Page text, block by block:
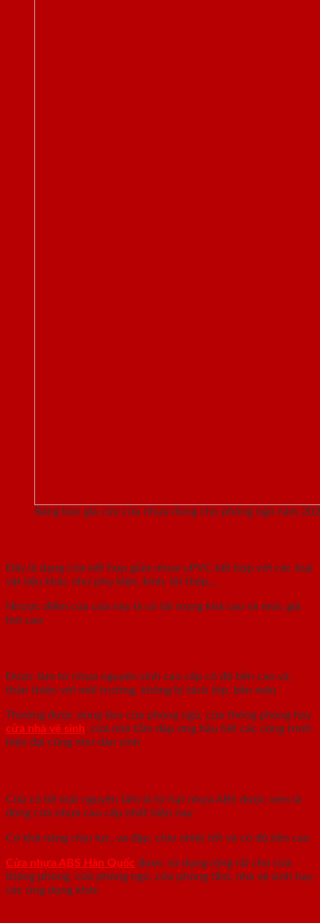
Bảng báo giá cửa cửa nhựa dùng cho phòng ngủ năm
Đây là dạng cửa kết hợp giữa nhựa uPVC kết hợp với các loại
vật liệu khác như phụ kiện, kính, lõi thép,…
Nhược điểm của cửa này là có tải trọng khá cao và mức giá
hơi cao
Được làm từ nhựa nguyên sinh cao cấp có độ bền cao và
thân thiện với môi trường, không bị tách lớp, bền màu
Thường được dùng làm cửa phòng ngủ, cửa thông phòng hay
cửa nhà vệ sinh, cửa nhà tắm đáp ứng hầu hết các công trình
hiện đại cũng như dân sinh
Cửa có bề mặt nguyên tấm là từ hạt nhựa ABS được xem là
dòng cửa nhựa cao cấp nhất hiện nay
Có khả năng chịu lực, va đập, chịu nhiệt tốt và có độ bền cao
Cửa nhựa ABS Hàn Quốc được sử dụng rộng rãi cho cửa
thông phòng, cửa phòng ngủ, cửa phòng tắm, nhà vệ sinh hay
các ứng dụng khác